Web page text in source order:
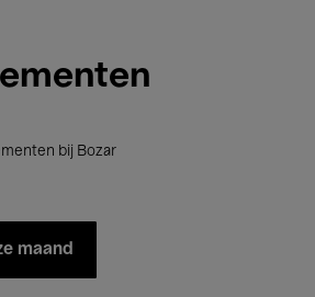
bij Bozar
maand